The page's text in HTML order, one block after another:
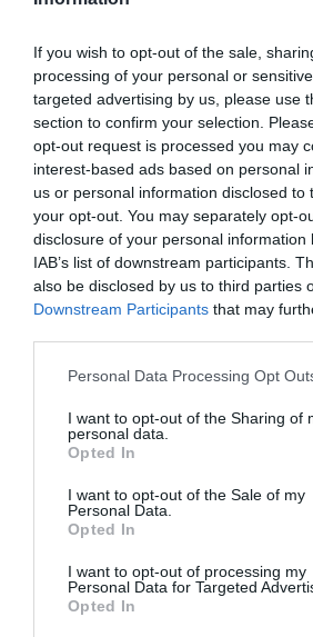
If you wish to opt-out of the sale,
processing of your personal or
targeted advertising by us, please use
section to confirm your selection.
opt-out request is processed you may
interest-based ads based on personal
us or personal information disclosed to
your opt-out. You may separately opt-
disclosure of your personal information
IAB’s list of downstream participants.
also be disclosed by us to third parties
Downstream Participants that may
Please note that this website/app uses
not limited to your visit or usage
grant or deny consent to Google and
use your data for below specified
consent section.
Personal Data Processing Opt
I want to opt-out of the Sharing of
personal data.
Opted In
I want to opt-out of the Sale of my
Personal Data.
Opted In
I want to opt-out of processing my
Personal Data for Targeted
Opted In
KÖVETKEZŐ CIKK
ZOLTÁN, A GEMENCI FEKETE GÓLYA
VÁRJUK HAZA!
HASONLÓ ÉRDEKESSÉGEK
EGY ELSÜLLYEDT HAJÓ
TEXTILJEI ÚJRA ÖSSZEÁLLTAK:
A RUHA, AMELY TÚLÉLTE A
2026-06-29
NEM
2026-06-